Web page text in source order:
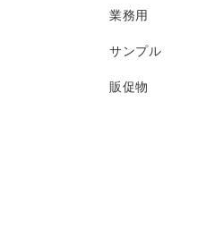
業務用
サンプル
販促物